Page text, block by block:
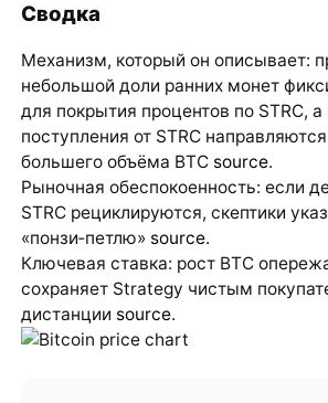
Сводка
Механизм, который он описывает:
небольшой доли ранних монет
для покрытия процентов по STRC,
поступления от STRC
большего объёма BTC source.
Рыночная обеспокоенность: если
STRC рециклируются, скептики
«понзи‑петлю» source.
Ключевая ставка: рост BTC
сохраняет Strategy чистым
дистанции source.